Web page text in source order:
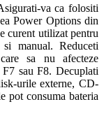
va ca folositi
Power Options din
curent utilizat pentru
manual. Reduceti
sa nu afecteze
sau F8. Decuplati
urile externe, CD-
pot consuma bateria